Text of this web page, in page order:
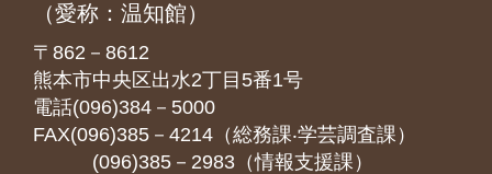
（愛称：温知館）
〒862－8612
熊本市中央区出水2丁目5番1号
電話(096)384－5000
FAX(096)385－4214（総務課‧学芸調査課）
(096)385－2983（情報支援課）